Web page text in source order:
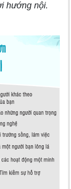
hướng nội.